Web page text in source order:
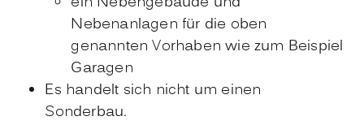
Nebenanlagen für die oben
genannten Vorhaben wie zum Beispiel
Garagen
Es handelt sich nicht um einen
Sonderbau.